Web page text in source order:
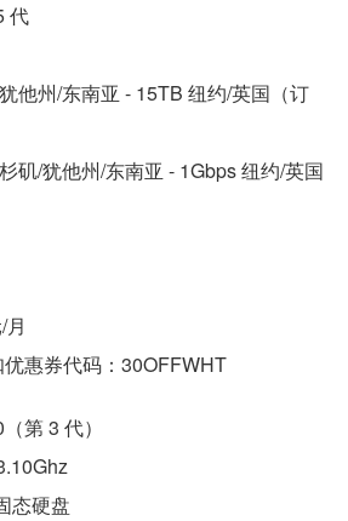
代
他州/东南亚 - 15TB 纽约/英国（订
矶/犹他州/东南亚 - 1Gbps 纽约/英国
惠券代码：30OFFWHT
第 3 代）
态硬盘